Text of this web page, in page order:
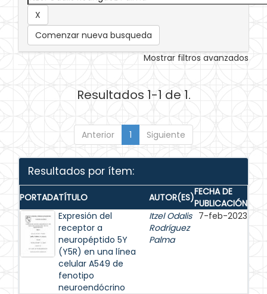
Comenzar nueva busqueda
Mostrar filtros avanzados
Resultados 1-1 de 1.
Anterior 1 Siguiente
Resultados por ítem:
PORTADATÍTULO AUTOR(ES)FECHA DE
PUBLICACIÓN
Expresión del
receptor a
neuropéptido 5Y
(Y5R) en una línea
celular A549 de
fenotipo
neuroendócrino
Itzel Odalis
Rodríguez
Palma
7-feb-2023